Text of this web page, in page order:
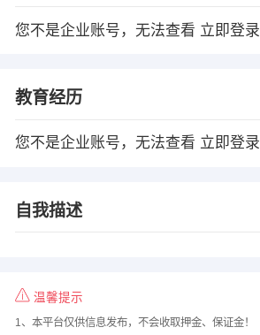
您不是企业账号，无法查看 立即登录
教育经历
您不是企业账号，无法查看 立即登录
自我描述
温馨提示
1、本平台仅供信息发布，不会收取押金、保证金！